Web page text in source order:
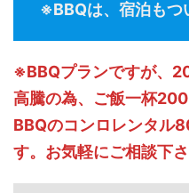
※BBQは、宿泊もつ
※BBQプランですが、
高騰の為、ご飯一杯
BBQのコンロレンタル
す。お気軽にご相談下さ